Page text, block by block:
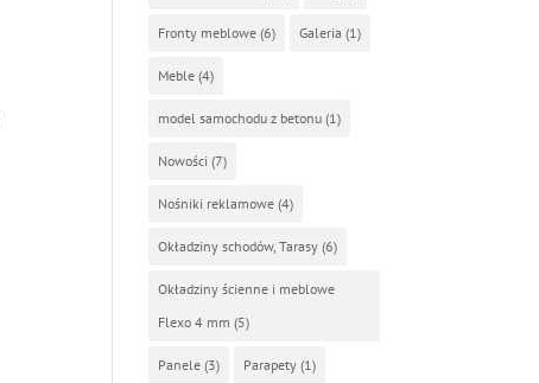
Fronty meblowe (6) Galeria (1)
Meble (4)
model samochodu z betonu (1)
Nowości (7)
Nośniki reklamowe (4)
Okładziny schodów, Tarasy (6)
Okładziny ścienne i meblowe
Flexo 4 mm (5)
Panele (3) Parapety (1)